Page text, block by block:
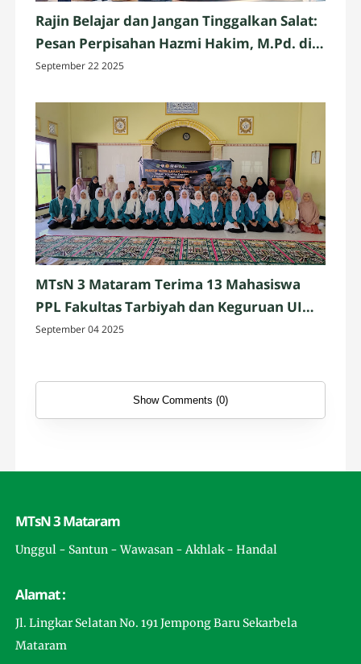
Rajin Belajar dan Jangan Tinggalkan Salat:
Pesan Perpisahan Hazmi Hakim, M.Pd. di
MTsN 3 Mataram
September 22 2025
MTsN 3 Mataram Terima 13 Mahasiswa
PPL Fakultas Tarbiyah dan Keguruan UIN
Mataram
September 04 2025
Show Comments (0)
MTsN 3 Mataram
Unggul - Santun - Wawasan - Akhlak - Handal
Alamat :
Jl. Lingkar Selatan No. 191 Jempong Baru Sekarbela
Mataram